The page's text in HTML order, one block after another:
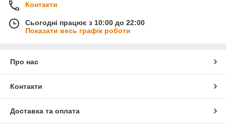
Контакти
Сьогодні працює з 10:00 до 22:00
Показати весь графік роботи
Про нас
Контакти
Доставка та оплата